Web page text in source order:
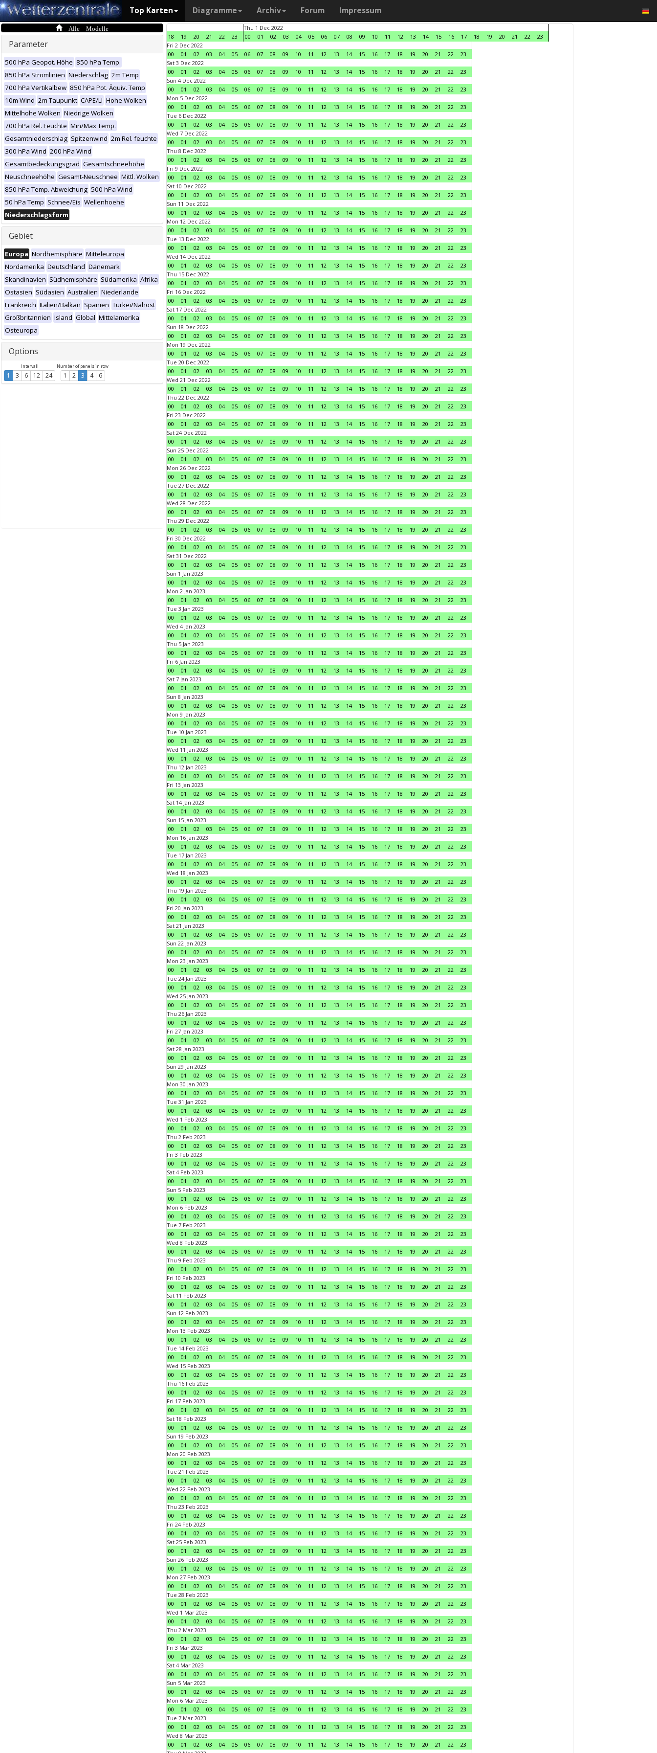
Top Karten Diagramme Archiv Forum Impressum
Alle Modelle
Parameter
500 hPa Geopot. Höhe 850 hPa Temp.
850 hPa Stromlinien Niederschlag 2m Temp
700 hPa Vertikalbew 850 hPa Pot. Äquiv. Temp
10m Wind 2m Taupunkt CAPE/LI Hohe Wolken
Mittelhohe Wolken Niedrige Wolken
700 hPa Rel. Feuchte Min/Max Temp.
Gesamtniederschlag Spitzenwind 2m Rel. feuchte
300 hPa Wind 200 hPa Wind
Gesamtbedeckungsgrad Gesamtschneehöhe
Neuschneehöhe Gesamt-Neuschnee Mittl. Wolken
850 hPa Temp. Abweichung 500 hPa Wind
50 hPa Temp Schnee/Eis Wellenhoehe
Niederschlagsform
Gebiet
Europa Nordhemisphäre Mitteleuropa
Nordamerika Deutschland Dänemark
Skandinavien Südhemisphäre Südamerika Afrika
Ostasien Südasien Australien Niederlande
Frankreich Italien/Balkan Spanien Türkei/Nahost
Großbritannien Island Global Mittelamerika
Osteuropa
Options
Intervall
1 3 6 12 24
Number of panels in row
1 2 3 4 6
18 19 20 21 22 23
Thu 1 Dec 2022
00
01 02 03 04 05 06 07 08 09 10 11 12 13 14 15 16 17 18 19 20 21 22
23
Fri 2 Dec 2022
00
01 02 03 04 05 06 07 08 09 10 11 12 13 14 15 16 17 18 19 20 21 22
23
Sat 3 Dec 2022
00
01 02 03 04 05 06 07 08 09 10 11 12 13 14 15 16 17 18 19 20 21 22
23
Sun 4 Dec 2022
00
01 02 03 04 05 06 07 08 09 10 11 12 13 14 15 16 17 18 19 20 21 22
23
Mon 5 Dec 2022
00
01 02 03 04 05 06 07 08 09 10 11 12 13 14 15 16 17 18 19 20 21 22
23
Tue 6 Dec 2022
00
01 02 03 04 05 06 07 08 09 10 11 12 13 14 15 16 17 18 19 20 21 22
23
Wed 7 Dec 2022
00
01 02 03 04 05 06 07 08 09 10 11 12 13 14 15 16 17 18 19 20 21 22
23
Thu 8 Dec 2022
00
01 02 03 04 05 06 07 08 09 10 11 12 13 14 15 16 17 18 19 20 21 22
23
Fri 9 Dec 2022
00
01 02 03 04 05 06 07 08 09 10 11 12 13 14 15 16 17 18 19 20 21 22
23
Sat 10 Dec 2022
00
01 02 03 04 05 06 07 08 09 10 11 12 13 14 15 16 17 18 19 20 21 22
23
Sun 11 Dec 2022
00
01 02 03 04 05 06 07 08 09 10 11 12 13 14 15 16 17 18 19 20 21 22
23
Mon 12 Dec 2022
00
01 02 03 04 05 06 07 08 09 10 11 12 13 14 15 16 17 18 19 20 21 22
23
Tue 13 Dec 2022
00
01 02 03 04 05 06 07 08 09 10 11 12 13 14 15 16 17 18 19 20 21 22
23
Wed 14 Dec 2022
00
01 02 03 04 05 06 07 08 09 10 11 12 13 14 15 16 17 18 19 20 21 22
23
Thu 15 Dec 2022
00
01 02 03 04 05 06 07 08 09 10 11 12 13 14 15 16 17 18 19 20 21 22
23
Fri 16 Dec 2022
00
01 02 03 04 05 06 07 08 09 10 11 12 13 14 15 16 17 18 19 20 21 22
23
Sat 17 Dec 2022
00
01 02 03 04 05 06 07 08 09 10 11 12 13 14 15 16 17 18 19 20 21 22
23
Sun 18 Dec 2022
00
01 02 03 04 05 06 07 08 09 10 11 12 13 14 15 16 17 18 19 20 21 22
23
Mon 19 Dec 2022
00
01 02 03 04 05 06 07 08 09 10 11 12 13 14 15 16 17 18 19 20 21 22
23
Tue 20 Dec 2022
00
01 02 03 04 05 06 07 08 09 10 11 12 13 14 15 16 17 18 19 20 21 22
23
Wed 21 Dec 2022
00
01 02 03 04 05 06 07 08 09 10 11 12 13 14 15 16 17 18 19 20 21 22
23
Thu 22 Dec 2022
00
01 02 03 04 05 06 07 08 09 10 11 12 13 14 15 16 17 18 19 20 21 22
23
Fri 23 Dec 2022
00
01 02 03 04 05 06 07 08 09 10 11 12 13 14 15 16 17 18 19 20 21 22
23
Sat 24 Dec 2022
00
01 02 03 04 05 06 07 08 09 10 11 12 13 14 15 16 17 18 19 20 21 22
23
Sun 25 Dec 2022
00
01 02 03 04 05 06 07 08 09 10 11 12 13 14 15 16 17 18 19 20 21 22
23
Mon 26 Dec 2022
00
01 02 03 04 05 06 07 08 09 10 11 12 13 14 15 16 17 18 19 20 21 22
23
Tue 27 Dec 2022
00
01 02 03 04 05 06 07 08 09 10 11 12 13 14 15 16 17 18 19 20 21 22
23
Wed 28 Dec 2022
00
01 02 03 04 05 06 07 08 09 10 11 12 13 14 15 16 17 18 19 20 21 22
23
Thu 29 Dec 2022
00
01 02 03 04 05 06 07 08 09 10 11 12 13 14 15 16 17 18 19 20 21 22
23
Fri 30 Dec 2022
00
01 02 03 04 05 06 07 08 09 10 11 12 13 14 15 16 17 18 19 20 21 22
23
Sat 31 Dec 2022
00
01 02 03 04 05 06 07 08 09 10 11 12 13 14 15 16 17 18 19 20 21 22
23
Sun 1 Jan 2023
00
01 02 03 04 05 06 07 08 09 10 11 12 13 14 15 16 17 18 19 20 21 22
23
Mon 2 Jan 2023
00
01 02 03 04 05 06 07 08 09 10 11 12 13 14 15 16 17 18 19 20 21 22
23
Tue 3 Jan 2023
00
01 02 03 04 05 06 07 08 09 10 11 12 13 14 15 16 17 18 19 20 21 22
23
Wed 4 Jan 2023
00
01 02 03 04 05 06 07 08 09 10 11 12 13 14 15 16 17 18 19 20 21 22
23
Thu 5 Jan 2023
00
01 02 03 04 05 06 07 08 09 10 11 12 13 14 15 16 17 18 19 20 21 22
23
Fri 6 Jan 2023
00
01 02 03 04 05 06 07 08 09 10 11 12 13 14 15 16 17 18 19 20 21 22
23
Sat 7 Jan 2023
00
01 02 03 04 05 06 07 08 09 10 11 12 13 14 15 16 17 18 19 20 21 22
23
Sun 8 Jan 2023
00
01 02 03 04 05 06 07 08 09 10 11 12 13 14 15 16 17 18 19 20 21 22
23
Mon 9 Jan 2023
00
01 02 03 04 05 06 07 08 09 10 11 12 13 14 15 16 17 18 19 20 21 22
23
Tue 10 Jan 2023
00
01 02 03 04 05 06 07 08 09 10 11 12 13 14 15 16 17 18 19 20 21 22
23
Wed 11 Jan 2023
00
01 02 03 04 05 06 07 08 09 10 11 12 13 14 15 16 17 18 19 20 21 22
23
Thu 12 Jan 2023
00
01 02 03 04 05 06 07 08 09 10 11 12 13 14 15 16 17 18 19 20 21 22
23
Fri 13 Jan 2023
00
01 02 03 04 05 06 07 08 09 10 11 12 13 14 15 16 17 18 19 20 21 22
23
Sat 14 Jan 2023
00
01 02 03 04 05 06 07 08 09 10 11 12 13 14 15 16 17 18 19 20 21 22
23
Sun 15 Jan 2023
00
01 02 03 04 05 06 07 08 09 10 11 12 13 14 15 16 17 18 19 20 21 22
23
Mon 16 Jan 2023
00
01 02 03 04 05 06 07 08 09 10 11 12 13 14 15 16 17 18 19 20 21 22
23
Tue 17 Jan 2023
00
01 02 03 04 05 06 07 08 09 10 11 12 13 14 15 16 17 18 19 20 21 22
23
Wed 18 Jan 2023
00
01 02 03 04 05 06 07 08 09 10 11 12 13 14 15 16 17 18 19 20 21 22
23
Thu 19 Jan 2023
00
01 02 03 04 05 06 07 08 09 10 11 12 13 14 15 16 17 18 19 20 21 22
23
Fri 20 Jan 2023
00
01 02 03 04 05 06 07 08 09 10 11 12 13 14 15 16 17 18 19 20 21 22
23
Sat 21 Jan 2023
00
01 02 03 04 05 06 07 08 09 10 11 12 13 14 15 16 17 18 19 20 21 22
23
Sun 22 Jan 2023
00
01 02 03 04 05 06 07 08 09 10 11 12 13 14 15 16 17 18 19 20 21 22
23
Mon 23 Jan 2023
00
01 02 03 04 05 06 07 08 09 10 11 12 13 14 15 16 17 18 19 20 21 22
23
Tue 24 Jan 2023
00
01 02 03 04 05 06 07 08 09 10 11 12 13 14 15 16 17 18 19 20 21 22
23
Wed 25 Jan 2023
00
01 02 03 04 05 06 07 08 09 10 11 12 13 14 15 16 17 18 19 20 21 22
23
Thu 26 Jan 2023
00
01 02 03 04 05 06 07 08 09 10 11 12 13 14 15 16 17 18 19 20 21 22
23
Fri 27 Jan 2023
00
01 02 03 04 05 06 07 08 09 10 11 12 13 14 15 16 17 18 19 20 21 22
23
Sat 28 Jan 2023
00
01 02 03 04 05 06 07 08 09 10 11 12 13 14 15 16 17 18 19 20 21 22
23
Sun 29 Jan 2023
00
01 02 03 04 05 06 07 08 09 10 11 12 13 14 15 16 17 18 19 20 21 22
23
Mon 30 Jan 2023
00
01 02 03 04 05 06 07 08 09 10 11 12 13 14 15 16 17 18 19 20 21 22
23
Tue 31 Jan 2023
00
01 02 03 04 05 06 07 08 09 10 11 12 13 14 15 16 17 18 19 20 21 22
23
Wed 1 Feb 2023
00
01 02 03 04 05 06 07 08 09 10 11 12 13 14 15 16 17 18 19 20 21 22
23
Thu 2 Feb 2023
00
01 02 03 04 05 06 07 08 09 10 11 12 13 14 15 16 17 18 19 20 21 22
23
Fri 3 Feb 2023
00
01 02 03 04 05 06 07 08 09 10 11 12 13 14 15 16 17 18 19 20 21 22
23
Sat 4 Feb 2023
00
01 02 03 04 05 06 07 08 09 10 11 12 13 14 15 16 17 18 19 20 21 22
23
Sun 5 Feb 2023
00
01 02 03 04 05 06 07 08 09 10 11 12 13 14 15 16 17 18 19 20 21 22
23
Mon 6 Feb 2023
00
01 02 03 04 05 06 07 08 09 10 11 12 13 14 15 16 17 18 19 20 21 22
23
Tue 7 Feb 2023
00
01 02 03 04 05 06 07 08 09 10 11 12 13 14 15 16 17 18 19 20 21 22
23
Wed 8 Feb 2023
00
01 02 03 04 05 06 07 08 09 10 11 12 13 14 15 16 17 18 19 20 21 22
23
Thu 9 Feb 2023
00
01 02 03 04 05 06 07 08 09 10 11 12 13 14 15 16 17 18 19 20 21 22
23
Fri 10 Feb 2023
00
01 02 03 04 05 06 07 08 09 10 11 12 13 14 15 16 17 18 19 20 21 22
23
Sat 11 Feb 2023
00
01 02 03 04 05 06 07 08 09 10 11 12 13 14 15 16 17 18 19 20 21 22
23
Sun 12 Feb 2023
00
01 02 03 04 05 06 07 08 09 10 11 12 13 14 15 16 17 18 19 20 21 22
23
Mon 13 Feb 2023
00
01 02 03 04 05 06 07 08 09 10 11 12 13 14 15 16 17 18 19 20 21 22
23
Tue 14 Feb 2023
00
01 02 03 04 05 06 07 08 09 10 11 12 13 14 15 16 17 18 19 20 21 22
23
Wed 15 Feb 2023
00
01 02 03 04 05 06 07 08 09 10 11 12 13 14 15 16 17 18 19 20 21 22
23
Thu 16 Feb 2023
00
01 02 03 04 05 06 07 08 09 10 11 12 13 14 15 16 17 18 19 20 21 22
23
Fri 17 Feb 2023
00
01 02 03 04 05 06 07 08 09 10 11 12 13 14 15 16 17 18 19 20 21 22
23
Sat 18 Feb 2023
00
01 02 03 04 05 06 07 08 09 10 11 12 13 14 15 16 17 18 19 20 21 22
23
Sun 19 Feb 2023
00
01 02 03 04 05 06 07 08 09 10 11 12 13 14 15 16 17 18 19 20 21 22
23
Mon 20 Feb 2023
00
01 02 03 04 05 06 07 08 09 10 11 12 13 14 15 16 17 18 19 20 21 22
23
Tue 21 Feb 2023
00
01 02 03 04 05 06 07 08 09 10 11 12 13 14 15 16 17 18 19 20 21 22
23
Wed 22 Feb 2023
00
01 02 03 04 05 06 07 08 09 10 11 12 13 14 15 16 17 18 19 20 21 22
23
Thu 23 Feb 2023
00
01 02 03 04 05 06 07 08 09 10 11 12 13 14 15 16 17 18 19 20 21 22
23
Fri 24 Feb 2023
00
01 02 03 04 05 06 07 08 09 10 11 12 13 14 15 16 17 18 19 20 21 22
23
Sat 25 Feb 2023
00
01 02 03 04 05 06 07 08 09 10 11 12 13 14 15 16 17 18 19 20 21 22
23
Sun 26 Feb 2023
00
01 02 03 04 05 06 07 08 09 10 11 12 13 14 15 16 17 18 19 20 21 22
23
Mon 27 Feb 2023
00
01 02 03 04 05 06 07 08 09 10 11 12 13 14 15 16 17 18 19 20 21 22
23
Tue 28 Feb 2023
00
01 02 03 04 05 06 07 08 09 10 11 12 13 14 15 16 17 18 19 20 21 22
23
Wed 1 Mar 2023
00
01 02 03 04 05 06 07 08 09 10 11 12 13 14 15 16 17 18 19 20 21 22
23
Thu 2 Mar 2023
00
01 02 03 04 05 06 07 08 09 10 11 12 13 14 15 16 17 18 19 20 21 22
23
Fri 3 Mar 2023
00
01 02 03 04 05 06 07 08 09 10 11 12 13 14 15 16 17 18 19 20 21 22
23
Sat 4 Mar 2023
00
01 02 03 04 05 06 07 08 09 10 11 12 13 14 15 16 17 18 19 20 21 22
23
Sun 5 Mar 2023
00
01 02 03 04 05 06 07 08 09 10 11 12 13 14 15 16 17 18 19 20 21 22
23
Mon 6 Mar 2023
00
01 02 03 04 05 06 07 08 09 10 11 12 13 14 15 16 17 18 19 20 21 22
23
Tue 7 Mar 2023
00
01 02 03 04 05 06 07 08 09 10 11 12 13 14 15 16 17 18 19 20 21 22
23
Wed 8 Mar 2023
00
01 02 03 04 05 06 07 08 09 10 11 12 13 14 15 16 17 18 19 20 21 22
23